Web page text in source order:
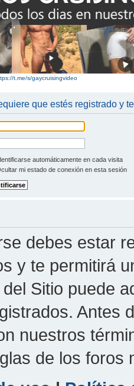
t.me/s/gaycruisingvideo
que estés registrado y
automáticamente en cada visita
mi estado de conexión en esta sesión
debes estar
y te permitirá
Sitio puede
Antes
nuestros
de los foros